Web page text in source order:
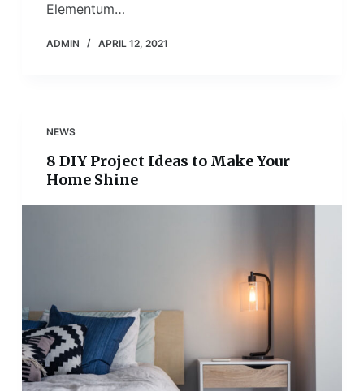
Elementum…
ADMIN APRIL 12, 2021
NEWS
8 DIY Project Ideas to Make Your
Home Shine